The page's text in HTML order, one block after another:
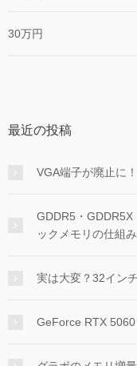
30万円
最近の投稿
VGA端子が廃止に
GDDR5・GDDR5X
ックメモリの仕組
実は大変？32イン
GeForce RTX